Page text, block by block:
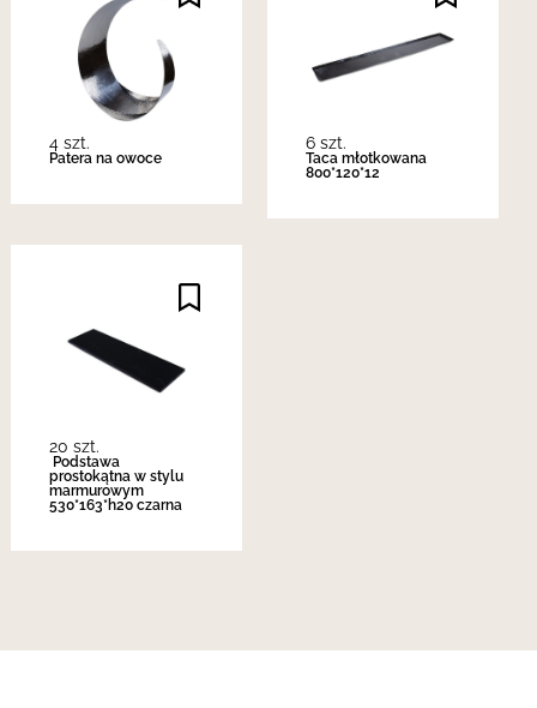
4 szt.
Patera na owoce
6 szt.
Taca młotkowana
800*120*12
20 szt.
Podstawa
prostokątna w stylu
marmurowym
530*163*h20 czarna